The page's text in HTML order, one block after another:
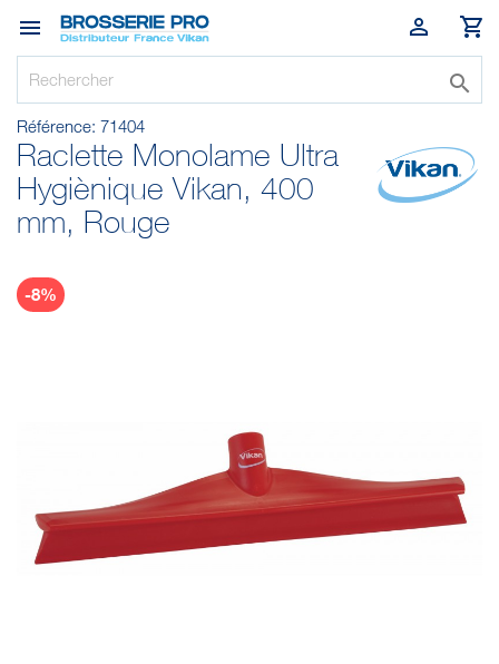
 


Référence: 71404
Raclette Monolame Ultra
Hygiènique Vikan, 400
mm, Rouge
-8%